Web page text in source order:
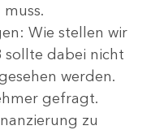
Wie stellen wir
sollte dabei nicht
werden.
gefragt.
zu